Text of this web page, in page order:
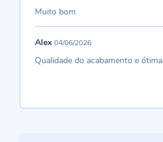
Muito bom
Alex 04/06/2026
Qualidade do acabamento e ótima